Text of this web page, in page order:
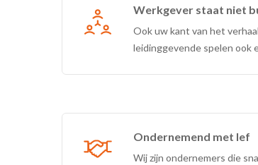
Werkgever staat niet
Ook uw kant van het
leidinggevende spelen ook
Ondernemend met lef
Wij zijn ondernemers die